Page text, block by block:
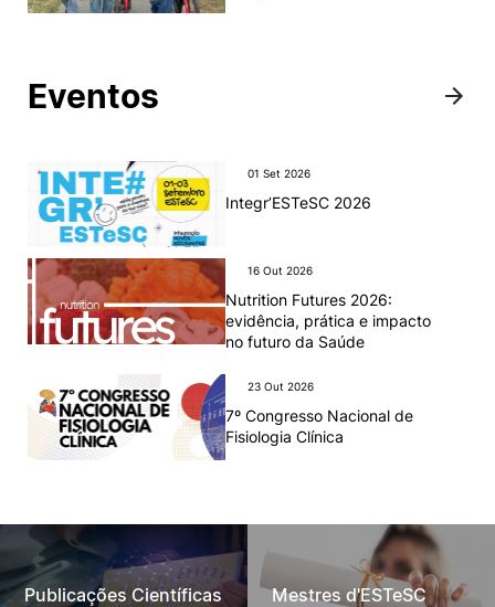
Eventos
01 Set 2026
Integr’ESTeSC 2026
16 Out 2026
Nutrition Futures 2026:
evidência, prática e impacto
no futuro da Saúde
23 Out 2026
7º Congresso Nacional de
Fisiologia Clínica
Publicações Científicas Mestres d'ESTeSC